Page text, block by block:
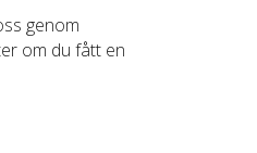
genom
om du fått en